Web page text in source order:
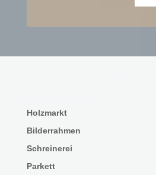
Holzmarkt
Bilderrahmen
Schreinerei
Parkett